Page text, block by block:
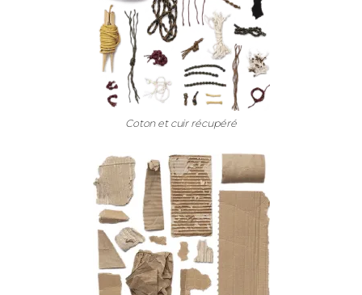
Coton et cuir récupéré